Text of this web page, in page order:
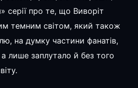
серії про те, що Виворіт
темним світом, який також
на думку частини фанатів,
лише заплутало й без того